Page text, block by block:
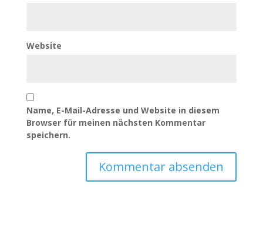
Website
Name, E-Mail-Adresse und Website in diesem
Browser für meinen nächsten Kommentar
speichern.